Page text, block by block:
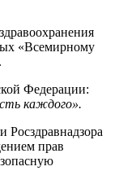
«Всемирному
Федерации:
каждого».
Росздравнадзора
прав